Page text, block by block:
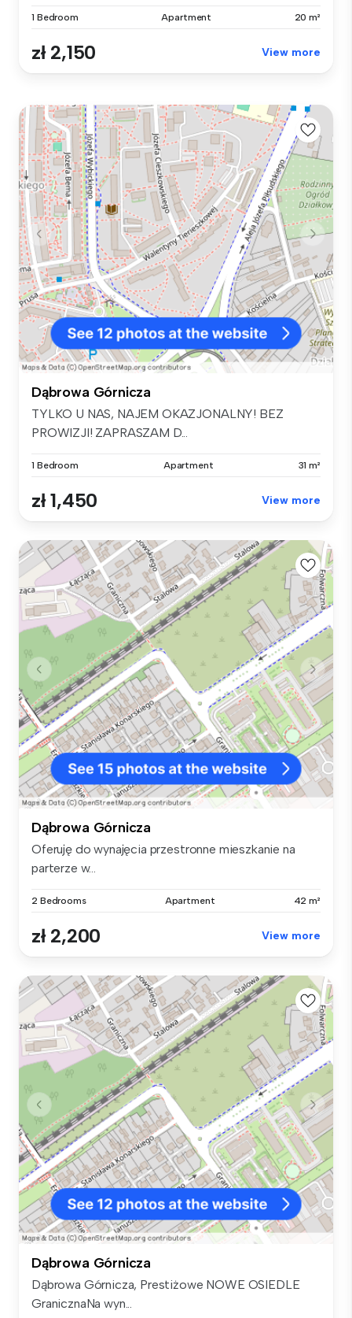
1 Bedroom Apartment 20 m²
zł 2,150 View more
Dąbrowa Górnicza
TYLKO U NAS, NAJEM OKAZJONALNY! BEZ
PROWIZJI! ZAPRASZAM D...
1 Bedroom Apartment 31 m²
zł 1,450 View more
Dąbrowa Górnicza
Oferuję do wynajęcia przestronne mieszkanie na
parterze w...
2 Bedrooms Apartment 42 m²
zł 2,200 View more
Dąbrowa Górnicza
Dąbrowa Górnicza, Prestiżowe NOWE OSIEDLE
GranicznaNa wyn...